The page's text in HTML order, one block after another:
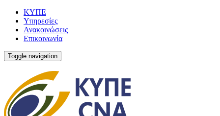
ΚΥΠΕ
Υπηρεσίες
Ανακοινώσεις
Επικοινωνία
Toggle navigation